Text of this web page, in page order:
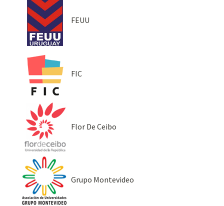
FEUU
FIC
Flor De Ceibo
Grupo Montevideo